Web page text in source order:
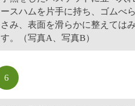
ースハムを片手に持ち、ゴムべ
さみ、表面を滑らかに整えては
す。（写真A、写真B）
6